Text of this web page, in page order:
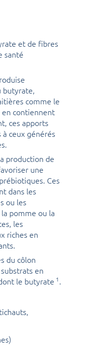
et de fibres
santé
butyrate,
comme le
contiennent
ces apports
ceux générés
production de
une
Ces
dans les
ou les
pomme ou la
les
riches en
du côlon
en
le butyrate 1.